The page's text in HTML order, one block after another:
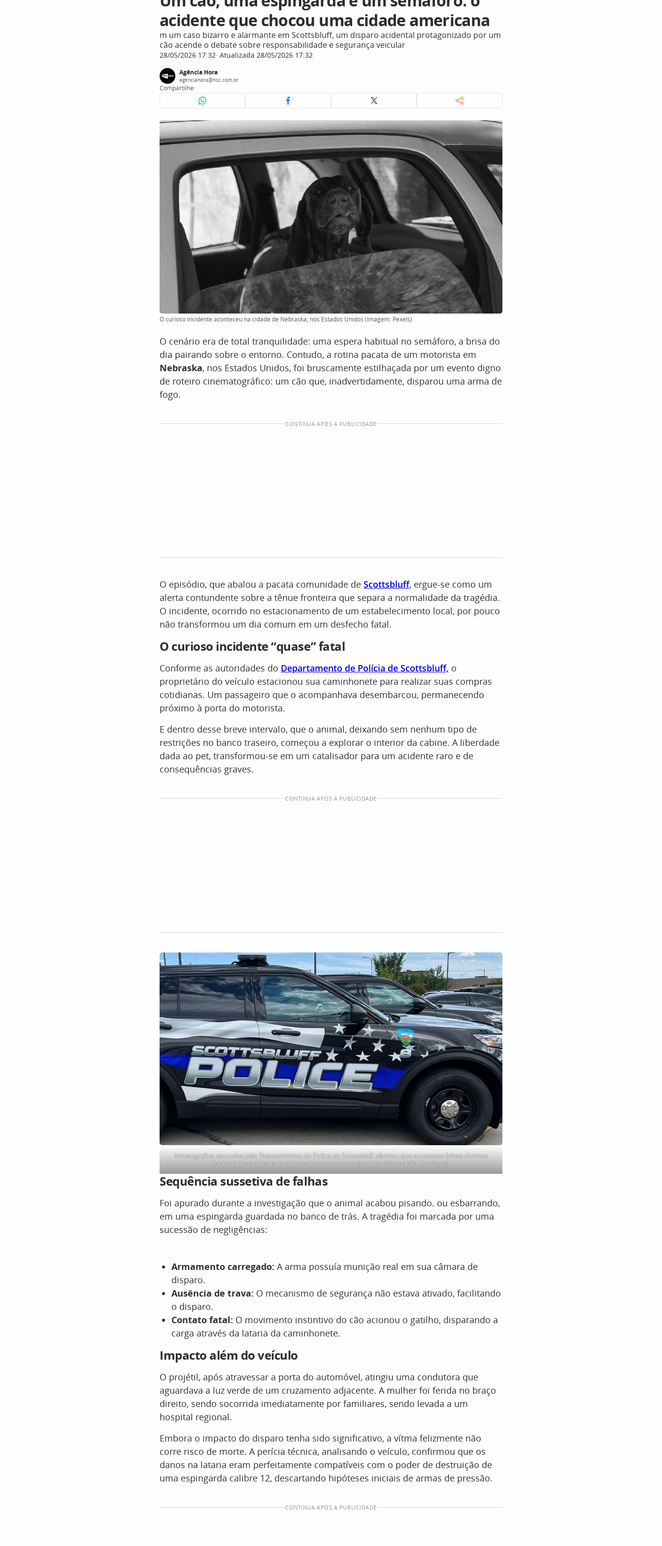
acidente que chocou uma cidade americana
m um caso bizarro e alarmante em Scottsbluff, um disparo acidental protagonizado por um
cão acende o debate sobre responsabilidade e segurança veicular
28/05/2026 17:32 Atualizada 28/05/2026 17:32
Agência Hora
agenciahora@nsc.com.br
Compartilhe:
O curioso incidente aconteceu na cidade de Nebraska, nos Estados Unidos (Imagem: Pexels)
O cenário era de total tranquilidade: uma espera habitual no semáforo, a brisa do
dia pairando sobre o entorno. Contudo, a rotina pacata de um motorista em
Nebraska, nos Estados Unidos, foi bruscamente estilhaçada por um evento digno
de roteiro cinematográfico: um cão que, inadvertidamente, disparou uma arma de
fogo.
CONTINUA APÓS A PUBLICIDADE
O episódio, que abalou a pacata comunidade de Scottsbluff, ergue-se como um
alerta contundente sobre a tênue fronteira que separa a normalidade da tragédia.
O incidente, ocorrido no estacionamento de um estabelecimento local, por pouco
não transformou um dia comum em um desfecho fatal.
O curioso incidente “quase” fatal
Conforme as autoridades do Departamento de Polícia de Scottsbluff, o
proprietário do veículo estacionou sua caminhonete para realizar suas compras
cotidianas. Um passageiro que o acompanhava desembarcou, permanecendo
próximo à porta do motorista.
E dentro desse breve intervalo, que o animal, deixando sem nenhum tipo de
restrições no banco traseiro, começou a explorar o interior da cabine. A liberdade
dada ao pet, transformou-se em um catalisador para um acidente raro e de
consequências graves.
CONTINUA APÓS A PUBLICIDADE
Investigações apuradas pelo Departamento de Polícia de Scottsbluff afirmou que sucessivas falhas técnicas
foram determinantes para o incidente acontecer (Imagem: Divulgação, FoxNews)
Sequência sussetiva de falhas
Foi apurado durante a investigação que o animal acabou pisando. ou esbarrando,
em uma espingarda guardada no banco de trás. A tragédia foi marcada por uma
sucessão de negligências:
Armamento carregado: A arma possuía munição real em sua câmara de
disparo.
Ausência de trava: O mecanismo de segurança não estava ativado, facilitando
o disparo.
Contato fatal: O movimento instintivo do cão acionou o gatilho, disparando a
carga através da lataria da caminhonete.
Impacto além do veículo
O projétil, após atravessar a porta do automóvel, atingiu uma condutora que
aguardava a luz verde de um cruzamento adjacente. A mulher foi ferida no braço
direito, sendo socorrida imediatamente por familiares, sendo levada a um
hospital regional.
Embora o impacto do disparo tenha sido significativo, a vítma felizmente não
corre risco de morte. A perícia técnica, analisando o veículo, confirmou que os
danos na lataria eram perfeitamente compatíveis com o poder de destruição de
uma espingarda calibre 12, descartando hipóteses iniciais de armas de pressão.
CONTINUA APÓS A PUBLICIDADE